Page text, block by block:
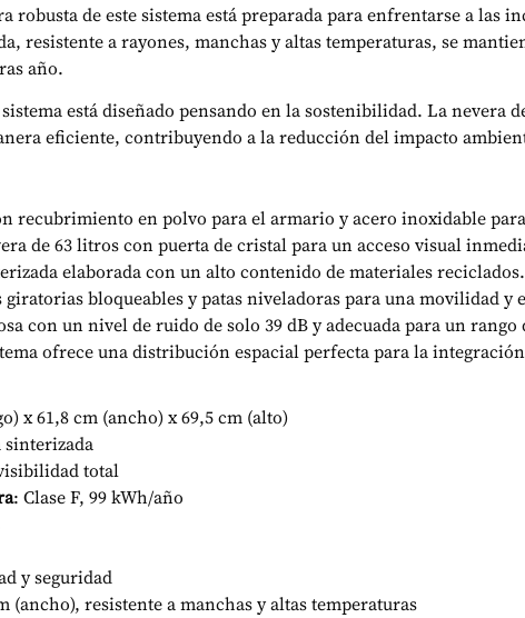
robusta de este sistema está preparada para enfrentarse a las
resistente a rayones, manchas y altas temperaturas, se
año.
está diseñado pensando en la sostenibilidad. La nevera
eficiente, contribuyendo a la reducción del impacto
recubrimiento en polvo para el armario y acero inoxidable
de 63 litros con puerta de cristal para un acceso visual
elaborada con un alto contenido de materiales reciclados.
giratorias bloqueables y patas niveladoras para una movilidad y
con un nivel de ruido de solo 39 dB y adecuada para un rango
ofrece una distribución espacial perfecta para la
x 61,8 cm (ancho) x 69,5 cm (alto)
sinterizada
total
: Clase F, 99 kWh/año
y seguridad
(ancho), resistente a manchas y altas temperaturas